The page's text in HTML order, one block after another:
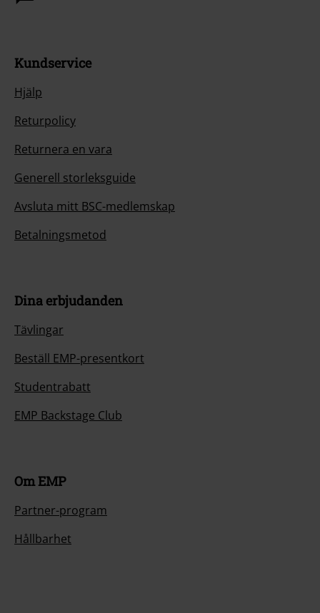
Kundservice
Hjälp
Returpolicy
Returnera en vara
Generell storleksguide
Avsluta mitt BSC-medlemskap
Betalningsmetod
Dina erbjudanden
Tävlingar
Beställ EMP-presentkort
Studentrabatt
EMP Backstage Club
Om EMP
Partner-program
Hållbarhet